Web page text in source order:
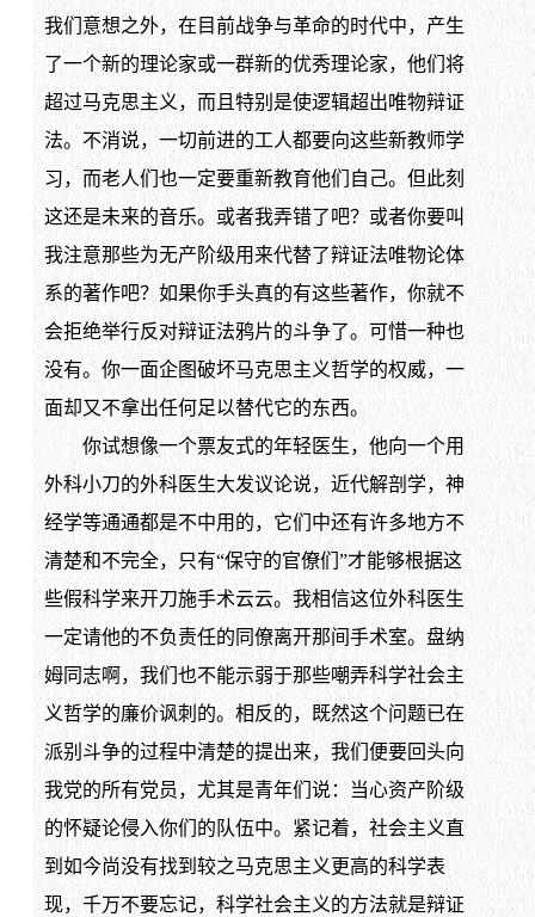
我们意想之外，在目前战争与革命的时代中，产生
了一个新的理论家或一群新的优秀理论家，他们将
超过马克思主义，而且特别是使逻辑超出唯物辩证
法。不消说，一切前进的工人都要向这些新教师学
习，而老人们也一定要重新教育他们自己。但此刻
这还是未来的音乐。或者我弄错了吧？或者你要叫
我注意那些为无产阶级用来代替了辩证法唯物论体
系的著作吧？如果你手头真的有这些著作，你就不
会拒绝举行反对辩证法鸦片的斗争了。可惜一种也
没有。你一面企图破坏马克思主义哲学的权威，一
面却又不拿出任何足以替代它的东西。
你试想像一个票友式的年轻医生，他向一个用
外科小刀的外科医生大发议论说，近代解剖学，神
经学等通通都是不中用的，它们中还有许多地方不
清楚和不完全，只有“保守的官僚们”才能够根据这
些假科学来开刀施手术云云。我相信这位外科医生
一定请他的不负责任的同僚离开那间手术室。盘纳
姆同志啊，我们也不能示弱于那些嘲弄科学社会主
义哲学的廉价讽刺的。相反的，既然这个问题已在
派别斗争的过程中清楚的提出来，我们便要回头向
我党的所有党员，尤其是青年们说：当心资产阶级
的怀疑论侵入你们的队伍中。紧记着，社会主义直
到如今尚没有找到较之马克思主义更高的科学表
现，千万不要忘记，科学社会主义的方法就是辩证